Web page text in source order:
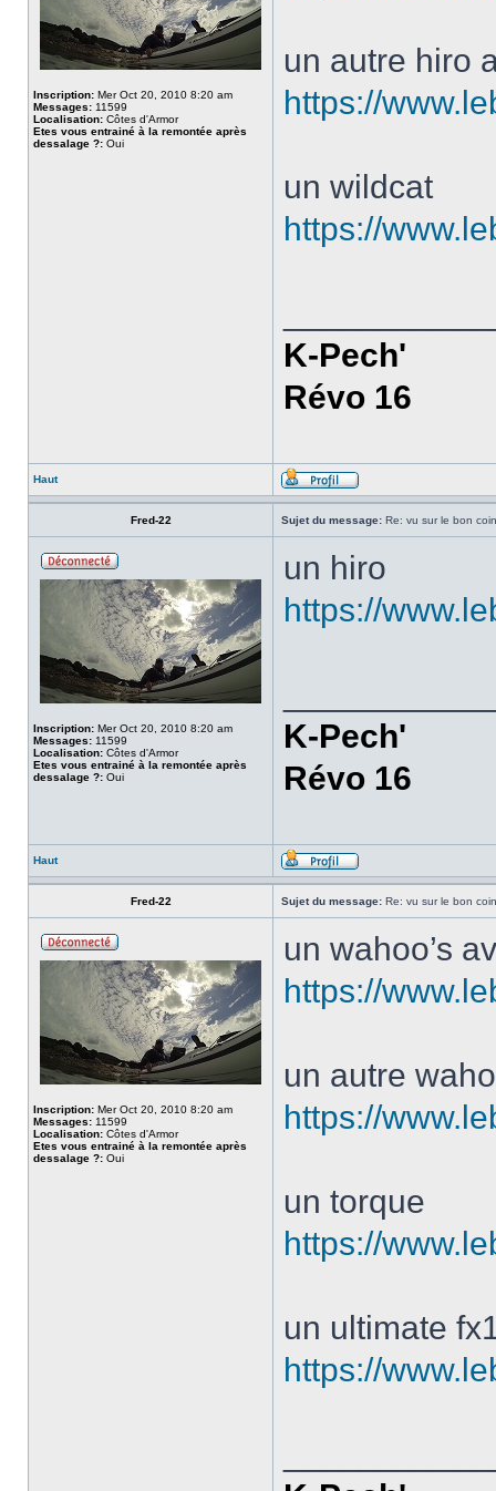
Inscription: Mer Oct 20, 2010 8:20 am
Messages: 11599
Localisation: Côtes d'Armor
Etes vous entrainé à la remontée après
dessalage ?: Oui
un autre hiro
https://
un wildcat
https://
K-Pech'
Révo 16
Haut
Fred-22 Sujet du message: Re: vu sur le bon
Inscription: Mer Oct 20, 2010 8:20 am
Messages: 11599
Localisation: Côtes d'Armor
Etes vous entrainé à la remontée après
dessalage ?: Oui
un hiro
https://
K-Pech'
Révo 16
Haut
Fred-22 Sujet du message: Re: vu sur le bon
Inscription: Mer Oct 20, 2010 8:20 am
Messages: 11599
Localisation: Côtes d'Armor
Etes vous entrainé à la remontée après
dessalage ?: Oui
un wahoo’s
https://
un autre
https://
un torque
https://
un ultimate
https://